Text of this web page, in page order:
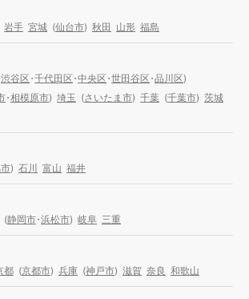
岩手 宮城 (仙台市) 秋田 山形 福島
渋谷区・千代田区・中央区・世田谷区・品川区)
・相模原市) 埼玉 (さいたま市) 千葉 (千葉市) 茨城
) 石川 富山 福井
(静岡市・浜松市) 岐阜 三重
都 (京都市) 兵庫 (神戸市) 滋賀 奈良 和歌山